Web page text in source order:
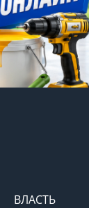
ВЛАСТЬ